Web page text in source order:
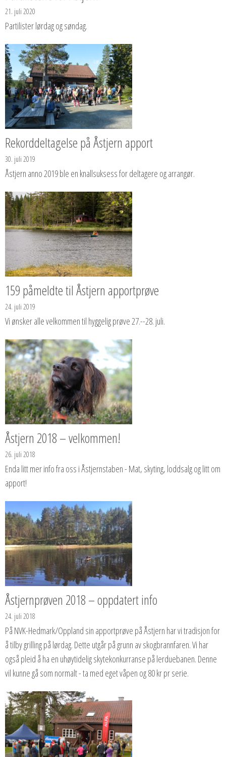
21. juli 2020
Partilister lørdag og søndag.
Rekorddeltagelse på Åstjern apport
30. juli 2019
Åstjern anno 2019 ble en knallsuksess for deltagere og arrangør.
159 påmeldte til Åstjern apportprøve
24. juli 2019
Vi ønsker alle velkommen til hyggelig prøve 27.--28. juli.
Åstjern 2018 – velkommen!
26. juli 2018
Enda litt mer info fra oss i Åstjernstaben - Mat, skyting, loddsalg og litt om
apport!
Åstjernprøven 2018 – oppdatert info
24. juli 2018
På NVK-Hedmark/Oppland sin apportprøve på Åstjern har vi tradisjon for
å tilby grilling på lørdag. Dette utgår på grunn av skogbrannfaren. Vi har
også pleid å ha en uhøytidelig skytekonkurranse på lerduebanen. Denne
vil kunne gå som normalt - ta med eget våpen og 80 kr pr serie.